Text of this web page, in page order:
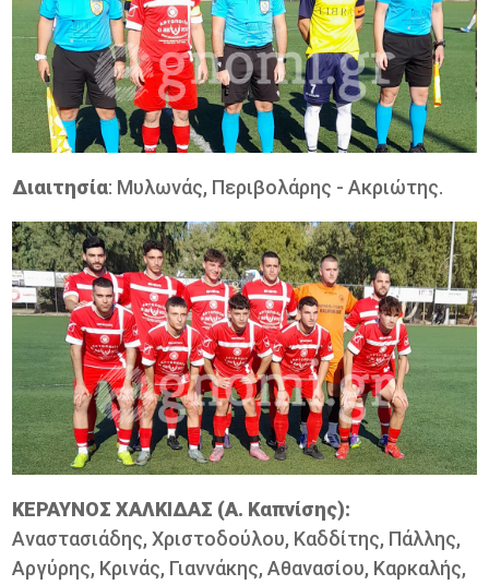
Διαιτησία: Μυλωνάς, Περιβολάρης - Ακριώτης.
ΚΕΡΑΥΝΟΣ ΧΑΛΚΙΔΑΣ (Α. Καπνίσης):
Αναστασιάδης, Χριστοδούλου, Καδδίτης, Πάλλης,
Αργύρης, Κρινάς, Γιαννάκης, Αθανασίου, Καρκαλής,